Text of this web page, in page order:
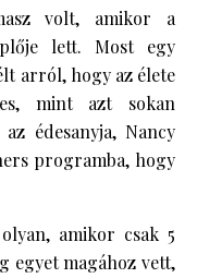
volt, amikor a
lett. Most egy
arról, hogy az élete
mint azt sokan
édesanyja, Nancy
programba, hogy
amikor csak 5
egyet magához vett,